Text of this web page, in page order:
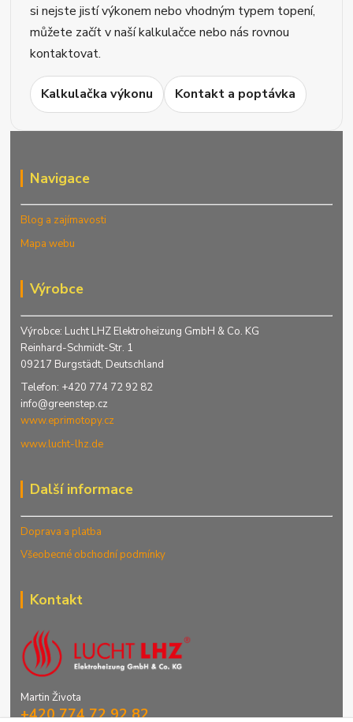
si nejste jistí výkonem nebo vhodným typem topení,
můžete začít v naší kalkulačce nebo nás rovnou
kontaktovat.
Kalkulačka výkonu Kontakt a poptávka
Navigace
Blog a zajímavosti
Mapa webu
Výrobce
Výrobce: Lucht LHZ Elektroheizung GmbH & Co. KG
Reinhard-Schmidt-Str. 1
09217 Burgstädt, Deutschland
Telefon: +420 774 72 92 82
info@greenstep.cz
www.eprimotopy.cz
www.lucht-lhz.de
Další informace
Doprava a platba
Všeobecné obchodní podmínky
Kontakt
Martin Života
+420 774 72 92 82